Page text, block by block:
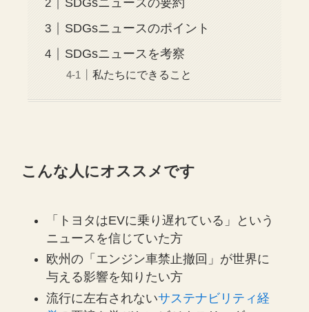
SDGsニュースの要約
SDGsニュースのポイント
SDGsニュースを考察
私たちにできること
こんな人にオススメです
「トヨタはEVに乗り遅れている」という
ニュースを信じていた方
欧州の「エンジン車禁止撤回」が世界に
与える影響を知りたい方
流行に左右されないサステナビリティ経